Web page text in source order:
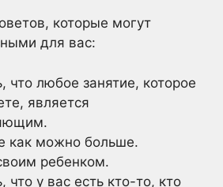
которые могут
для вас:
что любое занятие, которое
является
как можно больше.
ребенком.
что у вас есть кто-то, кто